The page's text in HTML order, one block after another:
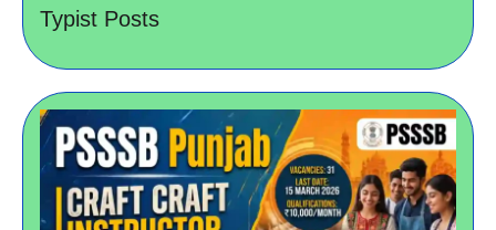
Typist Posts